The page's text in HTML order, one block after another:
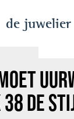
de juwelier
DE